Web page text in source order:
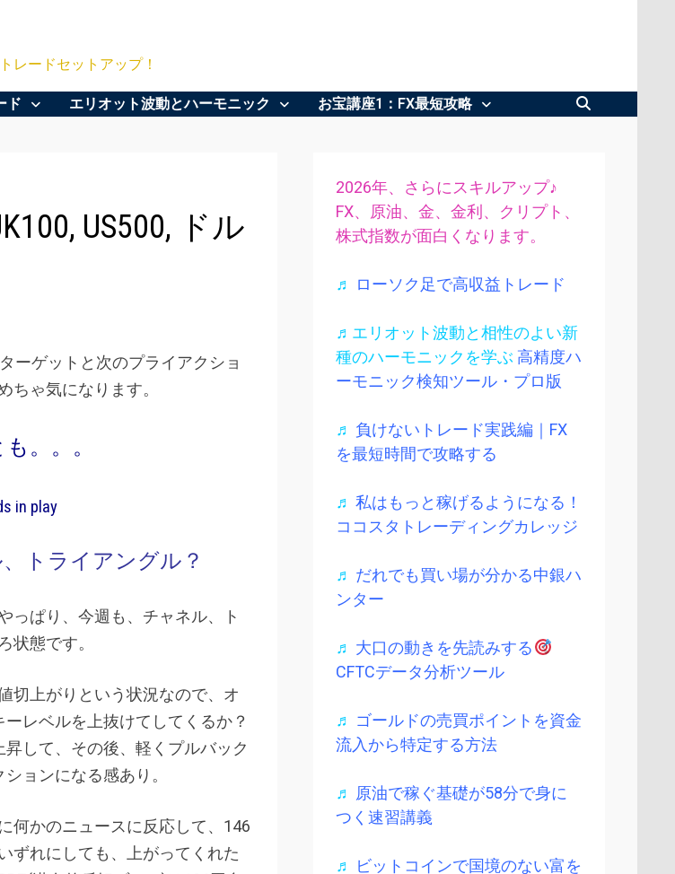
レードセットアップ！
ド エリオット波動とハーモニック お宝講座1：FX最短攻略
US500, ドル
ーゲットと次のプライアクショ
ちゃ気になります。
。。。
in play
トライアングル？
っぱり、今週も、チャネル、ト
状態です。
切上がりという状況なので、オ
レベルを上抜けてしてくるか？
して、その後、軽くプルバック
ョンになる感あり。
何かのニュースに反応して、146
ずれにしても、上がってくれた
2026年、さらにスキルアップ♪
FX、原油、金、金利、クリプト、
株式指数が面白くなります。
♬ ローソク足で高収益トレード
♬エリオット波動と相性のよい新
種のハーモニックを学ぶ 高精度ハ
ーモニック検知ツール・プロ版
♬ 負けないトレード実践編｜FX
を最短時間で攻略する
♬ 私はもっと稼げるようになる！
ココスタトレーディングカレッジ
♬ だれでも買い場が分かる中銀ハ
ンター
♬ 大口の動きを先読みする
CFTCデータ分析ツール
♬ ゴールドの売買ポイントを資金
流入から特定する方法
♬ 原油で稼ぐ基礎が58分で身に
つく速習講義
♬
ビットコインで国境のない富を